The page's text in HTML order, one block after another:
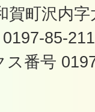
賀町沢内
85-
ス番号